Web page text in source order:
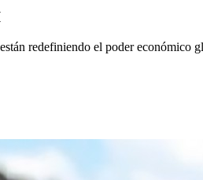
redefiniendo el poder económico